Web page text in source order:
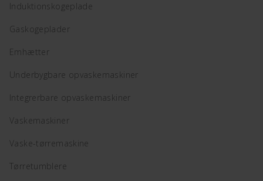
Induktionskogeplade
Gaskogeplader
Emhætter
Underbygbare opvaskemaskiner
Integrerbare opvaskemaskiner
Vaskemaskiner
Vaske-tørremaskine
Tørretumblere